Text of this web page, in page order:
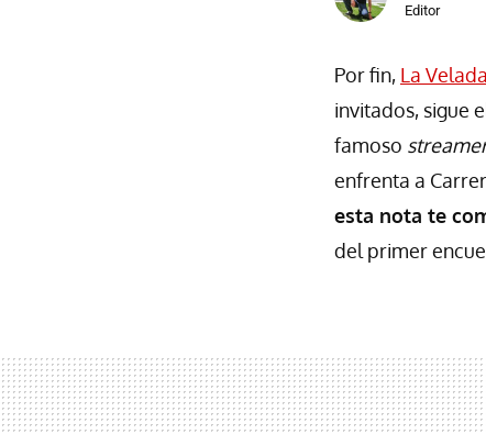
Editor
Por fin, La
invitados, sigue
famoso
enfrenta a
esta nota te
del primer